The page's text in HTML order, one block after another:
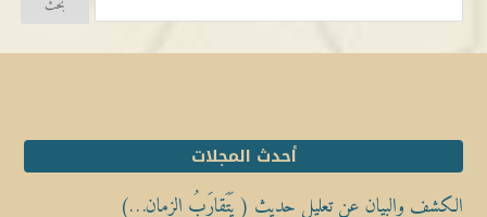
أحدث المجلات
الكشف والبيان عن تعليل حديث ( يَتَقارَبُ الزمان…)